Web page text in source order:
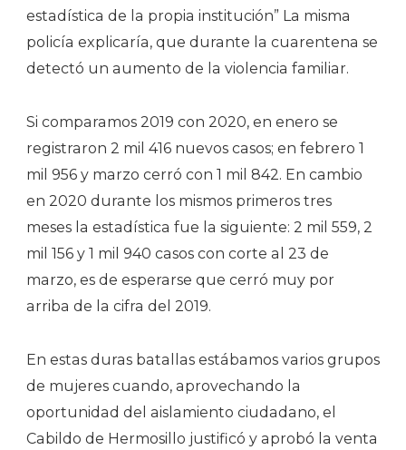
estadística de la propia institución” La misma
policía explicaría, que durante la cuarentena se
detectó un aumento de la violencia familiar.
Si comparamos 2019 con 2020, en enero se
registraron 2 mil 416 nuevos casos; en febrero 1
mil 956 y marzo cerró con 1 mil 842. En cambio
en 2020 durante los mismos primeros tres
meses la estadística fue la siguiente: 2 mil 559, 2
mil 156 y 1 mil 940 casos con corte al 23 de
marzo, es de esperarse que cerró muy por
arriba de la cifra del 2019.
En estas duras batallas estábamos varios grupos
de mujeres cuando, aprovechando la
oportunidad del aislamiento ciudadano, el
Cabildo de Hermosillo justificó y aprobó la venta